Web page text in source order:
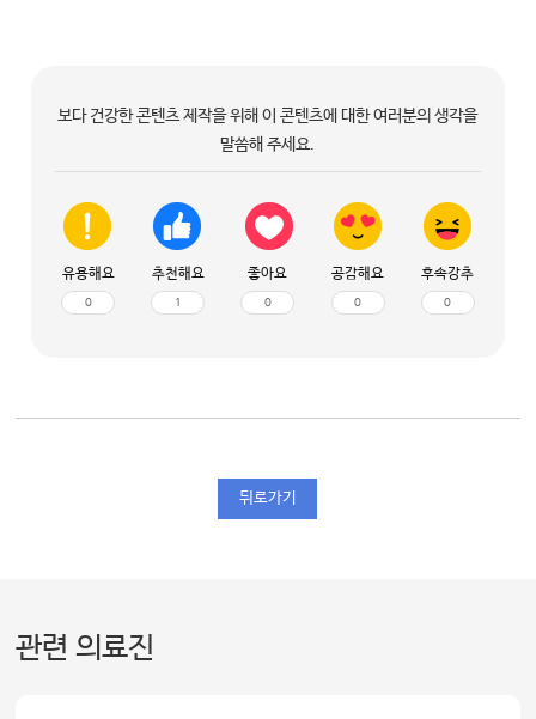
보다 건강한 콘텐츠 제작을 위해 이 콘텐츠에 대한 여러분의 생각을
말씀해 주세요.
유용해요
0
추천해요
1
좋아요
0
공감해요
0
후속강추
0
뒤로가기
관련 의료진